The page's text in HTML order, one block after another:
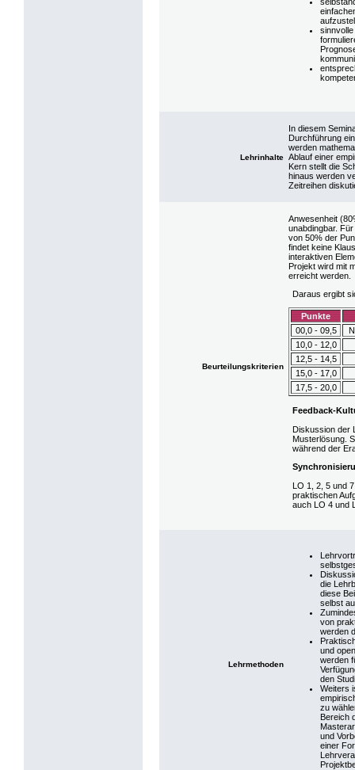
Lehrinhalte
In diesem
Durchführung
werden
Ablauf einer
Kern stellt die
hinaus werden
Zeitreihen
Beurteilungskriterien
Anwesenheit
unabdingbar.
von 50% der
findet keine
interaktiven
Projekt wird mit
erreicht werden.
Daraus ergibt
Punkte
00,0 - 09,5
10,0 - 12,0
12,5 - 14,5
15,0 - 17,0
17,5 - 20,0
Feedback-
Diskussion der
Musterlösung.
während der
LO 1, 2, 5 und
praktischen
auch LO 4 und
Lehrmethoden
die
diese
selbst
von
werden
und
werden
den
Weiters
zu
Bereich
und
einer